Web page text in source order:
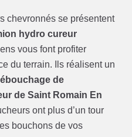
chevronnés se présentent
hydro cureur
vous font profiter
du terrain. Ils réalisent un
de
de Saint Romain En
ont plus d’un tour
bouchons de vos